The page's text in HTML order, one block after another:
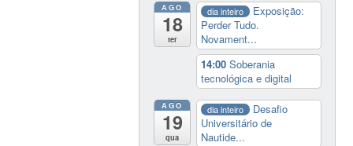
AGO
18
ter
dia inteiro
Exposição:
Perder Tudo.
Novament...
14:00Soberania
tecnológica e digital
AGO
19
qua
dia inteiro
Desafio
Universitário de
Nautide...